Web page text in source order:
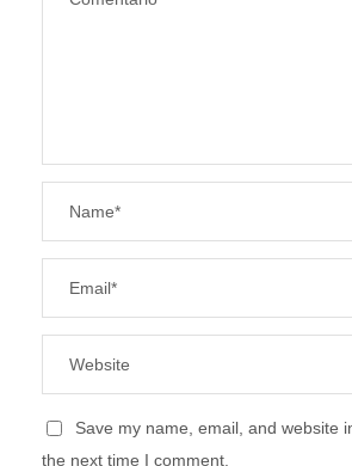
Save my name, email, and website
the next time I comment.